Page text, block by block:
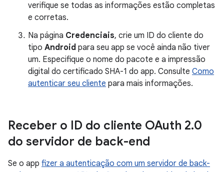
verifique se todas as informações estão completas
e corretas.
Na página Credenciais, crie um ID do cliente do
tipo Android para seu app se você ainda não tiver
um. Especifique o nome do pacote e a impressão
digital do certificado SHA-1 do app. Consulte Como
autenticar seu cliente para mais informações.
Receber o ID do cliente OAuth 2.0
do servidor de back-end
Se o app fizer a autenticação com um servidor de back-